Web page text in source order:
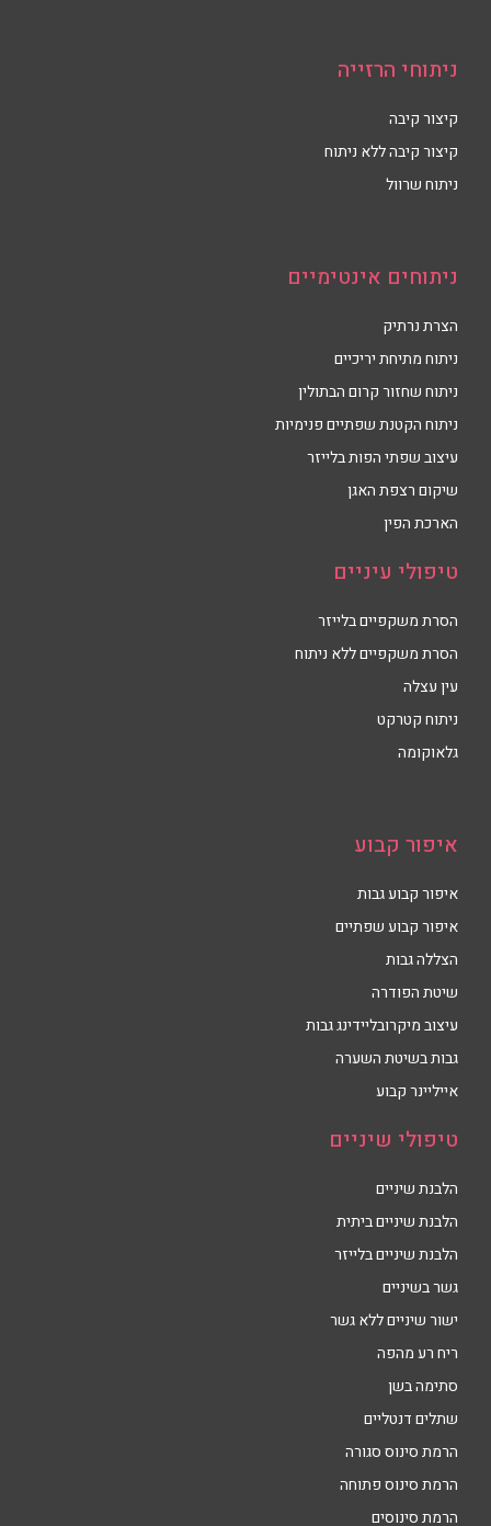
ניתוחי הרזייה
קיצור קיבה
קיצור קיבה ללא ניתוח
ניתוח שרוול
ניתוחים אינטימיים
הצרת נרתיק
ניתוח מתיחת יריכיים
ניתוח שחזור קרום הבתולין
ניתוח הקטנת שפתיים פנימיות
עיצוב שפתי הפות בלייזר
שיקום רצפת האגן
הארכת הפין
טיפולי עיניים
הסרת משקפיים בלייזר
הסרת משקפיים ללא ניתוח
עין עצלה
ניתוח קטרקט
גלאוקומה
איפור קבוע
איפור קבוע גבות
איפור קבוע שפתיים
הצללה גבות
שיטת הפודרה
עיצוב מיקרובליידינג גבות
גבות בשיטת השערה
אייליינר קבוע
טיפולי שיניים
הלבנת שיניים
הלבנת שיניים ביתית
הלבנת שיניים בלייזר
גשר בשיניים
ישור שיניים ללא גשר
ריח רע מהפה
סתימה בשן
שתלים דנטליים
הרמת סינוס סגורה
הרמת סינוס פתוחה
הרמת סינוסים